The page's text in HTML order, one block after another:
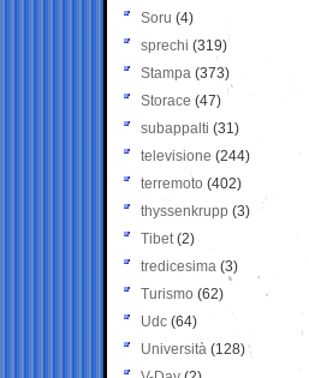
Soru (4)
sprechi (319)
Stampa (373)
Storace (47)
subappalti (31)
televisione(244)
terremoto (402)
thyssenkrupp (3)
Tibet(2)
tredicesima (3)
Turismo (62)
Udc (64)
Università (128)